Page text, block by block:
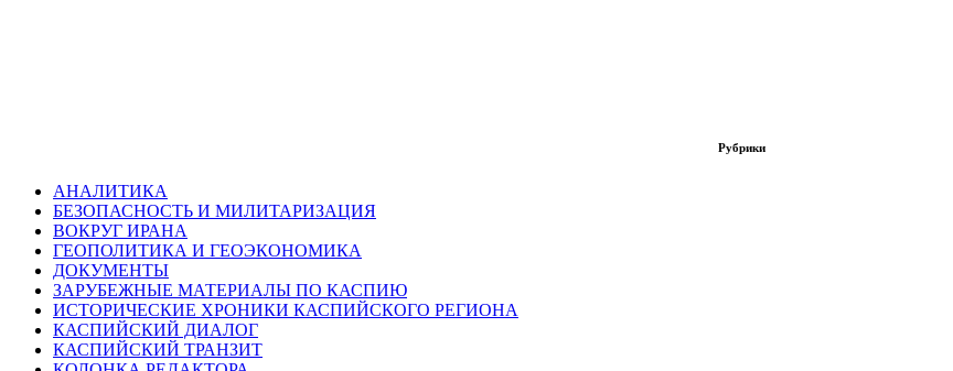
Рубрики
АНАЛИТИКА
БЕЗОПАСНОСТЬ И МИЛИТАРИЗАЦИЯ
ВОКРУГ ИРАНА
ГЕОПОЛИТИКА И ГЕОЭКОНОМИКА
ДОКУМЕНТЫ
ЗАРУБЕЖНЫЕ МАТЕРИАЛЫ ПО КАСПИЮ
ИСТОРИЧЕСКИЕ ХРОНИКИ КАСПИЙСКОГО РЕГИОНА
КАСПИЙСКИЙ ДИАЛОГ
КАСПИЙСКИЙ ТРАНЗИТ